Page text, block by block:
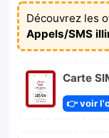
Découvrez les
Appels/SMS
Carte
👉 voir